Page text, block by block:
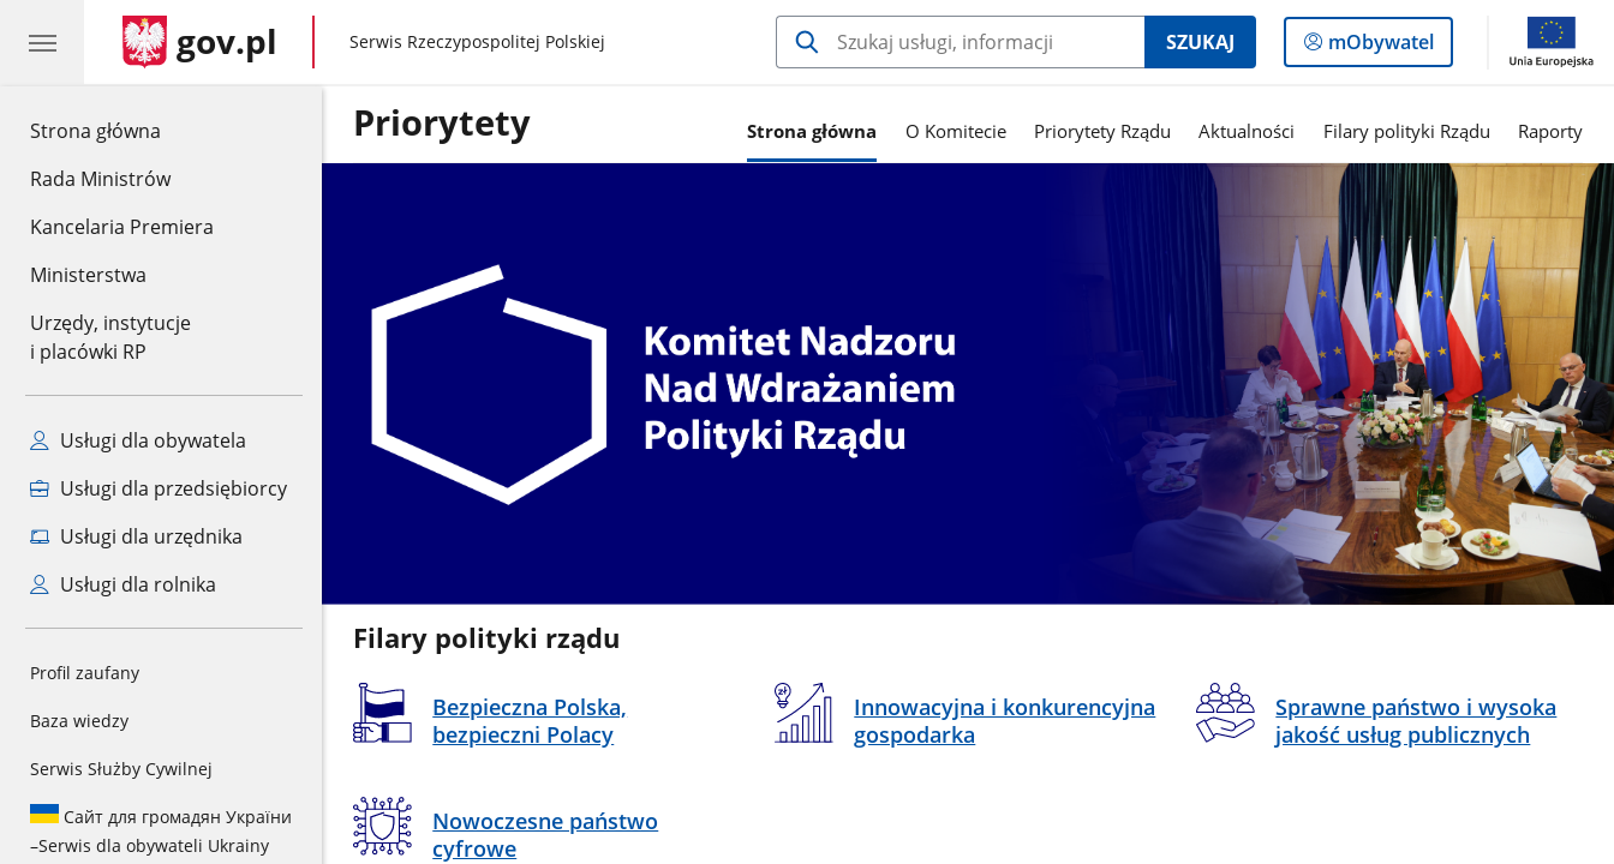
Strona główna
Rada Ministrów
Kancelaria Premiera
Ministerstwa
Urzędy, instytucje
i placówki RP
Usługi dla obywatela
Usługi dla przedsiębiorcy
Usługi dla urzędnika
Usługi dla rolnika
Profil zaufany
Baza wiedzy
Serwis Służby Cywilnej
Сайт для громадян України
–Serwis dla obywateli Ukrainy
gov.pl gov.pl
Serwis Rzeczypospolitej Polskiej SZUKAJ
Logowanie
do
mObywatel
Priorytety Strona główna O Komitecie Priorytety Rządu Aktualności Filary polityki Rządu Raporty
Filary polityki rządu
Bezpieczna Polska,
bezpieczni Polacy
Innowacyjna i konkurencyjna
gospodarka
Sprawne państwo i wysoka
jakość usług publicznych
Nowoczesne państwo
cyfrowe